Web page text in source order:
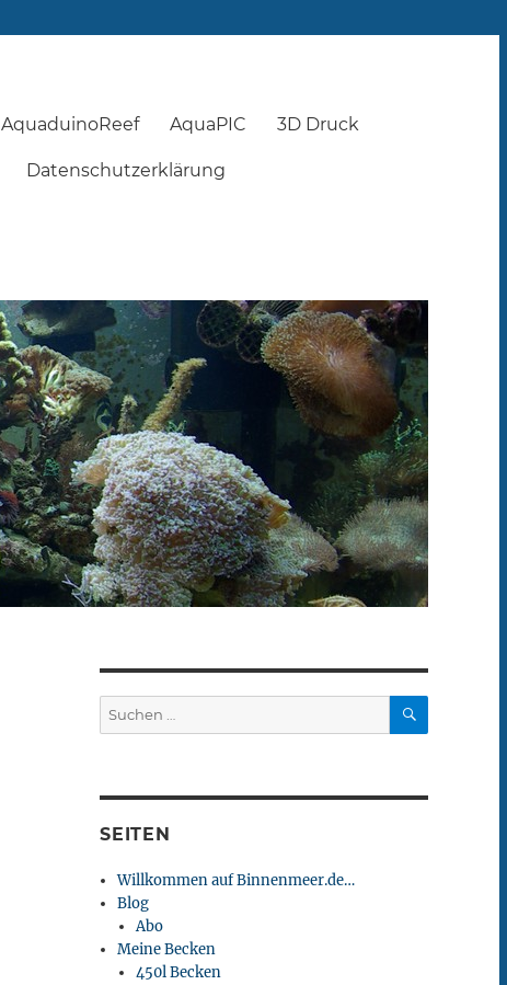
AquaduinoReef AquaPIC 3D Druck
Datenschutzerklärung
Suchen
nach:
SUCHEN
SEITEN
Willkommen auf Binnenmeer.de…
Blog
Abo
Meine Becken
450l Becken